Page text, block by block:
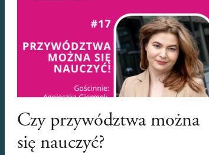
Czy przywództwa można
się nauczyć?